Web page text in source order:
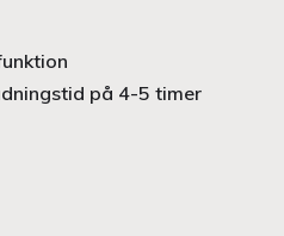
på 4-5 timer